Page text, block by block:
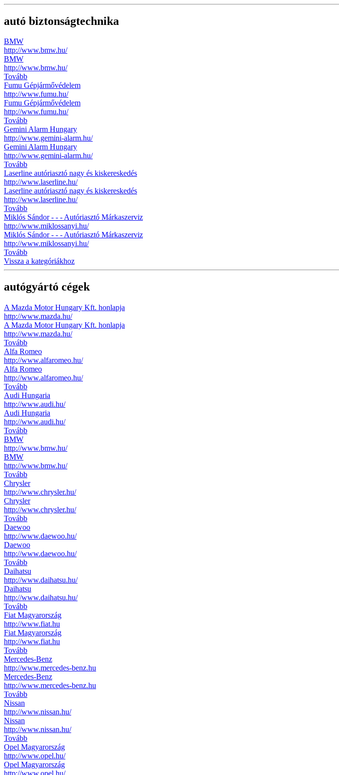
autó biztonságtechnika
BMW
http://www.bmw.hu/
BMW
http://www.bmw.hu/
Tovább
Fumu Gépjármővédelem
http://www.fumu.hu/
Fumu Gépjármővédelem
http://www.fumu.hu/
Tovább
Gemini Alarm Hungary
http://www.gemini-alarm.hu/
Gemini Alarm Hungary
http://www.gemini-alarm.hu/
Tovább
Laserline autóriasztó nagy és kiskereskedés
http://www.laserline.hu/
Laserline autóriasztó nagy és kiskereskedés
http://www.laserline.hu/
Tovább
Miklós Sándor - - - Autóriasztó Márkaszerviz
http://www.miklossanyi.hu/
Miklós Sándor - - - Autóriasztó Márkaszerviz
http://www.miklossanyi.hu/
Tovább
Vissza a kategóriákhoz
autógyártó cégek
A Mazda Motor Hungary Kft. honlapja
http://www.mazda.hu/
A Mazda Motor Hungary Kft. honlapja
http://www.mazda.hu/
Tovább
Alfa Romeo
http://www.alfaromeo.hu/
Alfa Romeo
http://www.alfaromeo.hu/
Tovább
Audi Hungaria
http://www.audi.hu/
Audi Hungaria
http://www.audi.hu/
Tovább
BMW
http://www.bmw.hu/
BMW
http://www.bmw.hu/
Tovább
Chrysler
http://www.chrysler.hu/
Chrysler
http://www.chrysler.hu/
Tovább
Daewoo
http://www.daewoo.hu/
Daewoo
http://www.daewoo.hu/
Tovább
Daihatsu
http://www.daihatsu.hu/
Daihatsu
http://www.daihatsu.hu/
Tovább
Fiat Magyarország
http://www.fiat.hu
Fiat Magyarország
http://www.fiat.hu
Tovább
Mercedes-Benz
http://www.mercedes-benz.hu
Mercedes-Benz
http://www.mercedes-benz.hu
Tovább
Nissan
http://www.nissan.hu/
Nissan
http://www.nissan.hu/
Tovább
Opel Magyarország
http://www.opel.hu/
Opel Magyarország